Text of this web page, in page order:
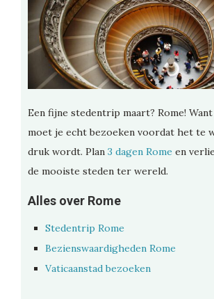
Een fijne stedentrip maart? Rome!
moet je echt bezoeken voordat het te
druk wordt. Plan 3 dagen Rome en
de mooiste steden ter wereld.
Alles over Rome
Stedentrip Rome
Bezienswaardigheden Rome
Vaticaanstad bezoeken